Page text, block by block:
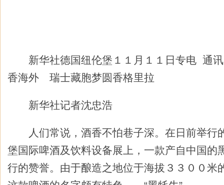
新华社德国纽伦堡１１月１１日专电 通讯
香海外 瑞士藏胞梦圆香格里拉
新华社记者沈忠浩
人们常说，酒香不怕巷子深。在日前举行
堡国际啤酒及饮料设备展上，一款产自中国的
行的赞誉。由于酿造之地位于海拔３３００米